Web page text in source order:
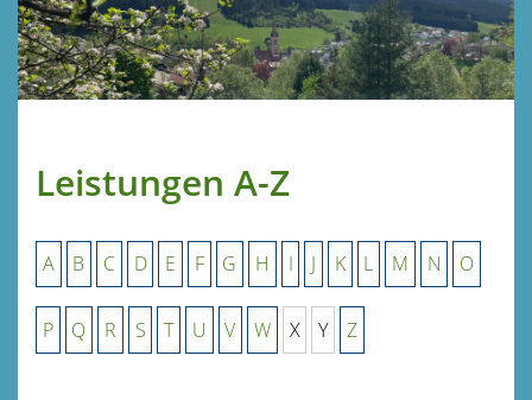
Leistungen A-Z
A B C D E F G H I J K L M N O
P Q R S T U V W X Y Z